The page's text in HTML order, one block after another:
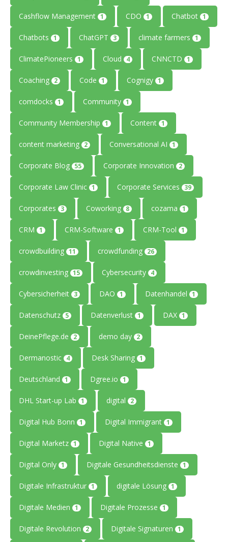
Cashflow Management 1 CDO 1 Chatbot 1
Chatbots 1 ChatGPT 3 climate farmers 1
ClimatePioneers 1 Cloud 4 CNNCTD 1
Coaching 2 Code 1 Cognigy 1
comdocks 1 Community 1
Community Membership 1 Content 1
content marketing 2 Conversational AI 1
Corporate Blog 55 Corporate Innovation 2
Corporate Law Clinic 1 Corporate Services 39
Corporates 3 Coworking 8 cozama 1
CRM 1 CRM-Software 1 CRM-Tool 1
crowdbuilding 11 crowdfunding 26
crowdinvesting 15 Cybersecurity 4
Cybersicherheit 3 DAO 1 Datenhandel 1
Datenschutz 5 Datenverlust 1 DAX 1
DeinePflege.de 2 demo day 2
Dermanostic 4 Desk Sharing 1
Deutschland 1 Dgree.io 1
DHL Start-up Lab 1 digital 2
Digital Hub Bonn 1 Digital Immigrant 1
Digital Marketz 1 Digital Native 1
Digital Only 1 Digitale Gesundheitsdienste 1
Digitale Infrastruktur 1 digitale Lösung 1
Digitale Medien 1 Digitale Prozesse 1
Digitale Revolution 2 Digitale Signaturen 1